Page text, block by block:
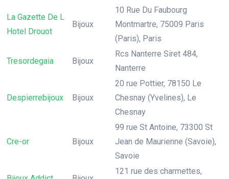
La Gazette De L
Hotel Drouot
Bijoux
10 Rue Du Faubourg
Montmartre, 75009 Paris
(Paris), Paris
Tresordegaia Bijoux
Rcs Nanterre Siret 484,
Nanterre
Despierrebijoux Bijoux
20 rue Pottier, 78150 Le
Chesnay (Yvelines), Le
Chesnay
Cre-or Bijoux
99 rue St Antoine, 73300 St
Jean de Maurienne (Savoie),
Savoie
121 rue des charmettes,